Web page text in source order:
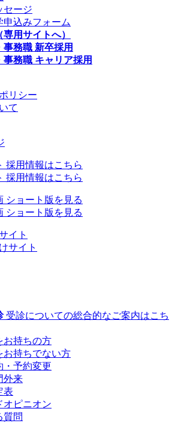
セージ
申込みフォーム
用サイトへ）
事務職 新卒採用
事務職 キャリア採用
リシー
て
イト
サイト
受診についての総合的なご案内はこち
お持ちの方
お持ちでない方
・予約変更
外来
表
オピニオン
質問